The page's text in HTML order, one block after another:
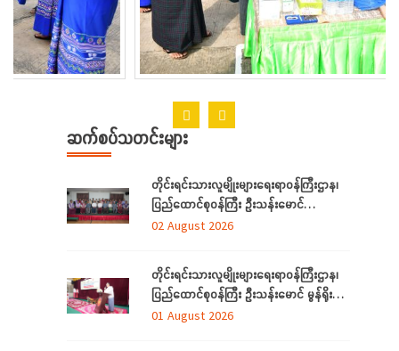
ဆက်စပ်သတင်းများ
တိုင်းရင်းသားလူမျိုးများရေးရာဝန်ကြီးဌာန၊
ပြည်ထောင်စုဝန်ကြီး ဦးသန်းမောင်
ရန်ကုန်တိုင်းဒေသကြီးအတွင်းရှိ
နှင့် တွေ့ဆုံ
02 August 2026
တိုင်းရင်းသားလူမျိုးများရေးရာဝန်ကြီးဌာန၊
ပြည်ထောင်စုဝန်ကြီး ဦးသန်းမောင် မွန်ရိုးရာ
ဝတ်စုံချုပ်လုပ်နည်းသင်တန်းဆင်းပွဲ
01 August 2026